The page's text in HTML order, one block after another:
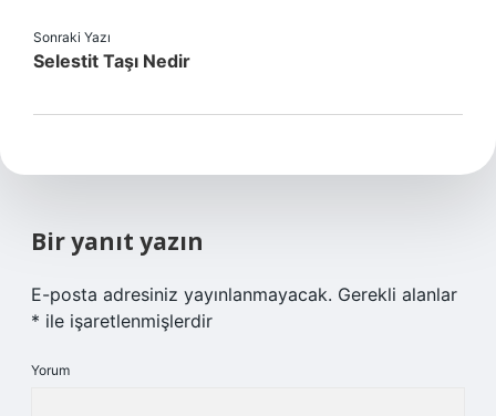
Sonraki Yazı
Selestit Taşı Nedir
Bir yanıt yazın
E-posta adresiniz yayınlanmayacak. Gerekli alanlar
* ile işaretlenmişlerdir
Yorum